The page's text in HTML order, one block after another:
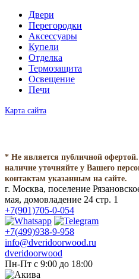
Двери
Перегородки
Аксессуары
Купели
Отделка
Термозащита
Освещение
Печи
Карта сайта
* Не является публичной
наличие уточняйте у Вашего
контактам указанным на сайте.
г. Москва, поселение
мая, домовладение 24 стр. 1
+7(901)705-0-054
+7(499)938-9-958
info@dveridoorwood.ru
dveridoorwood
Пн-Пт с 9:00 до 18:00